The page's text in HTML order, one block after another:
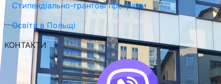
Вроцлавський Економічний Університет (UEW)
Вроцлав, Польща
Стипендіально-грантові програми
Освіта в Польщі
КОНТАКТИ